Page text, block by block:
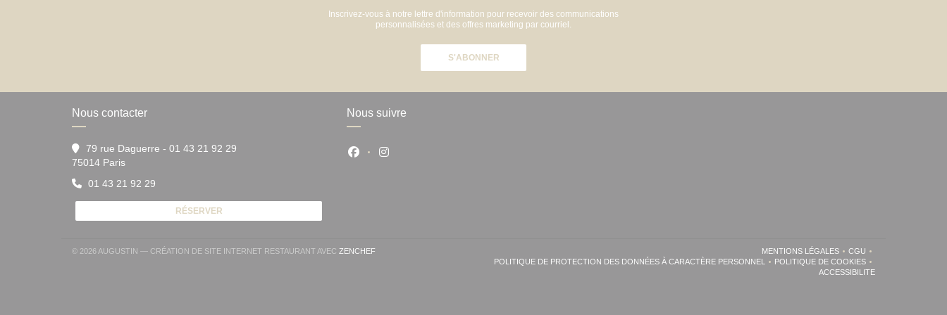
Inscrivez-vous à notre lettre d'information pour recevoir des communications
personnalisées et des offres marketing par courriel.
S'ABONNER
Nous contacter
79 rue Daguerre - 01 43 21 92 29
75014 Paris((ouvre une nouvelle fenêtre))
01 43 21 92 29
RÉSERVER
Nous suivre
Facebook ((ouvre une nouvelle fenêtre))
Instagram ((ouvre une nouvelle fenêtre))
© 2026 AUGUSTIN — CRÉATION DE SITE INTERNET RESTAURANT AVEC ZENCHEF((OUVRE UNE NOUVELLE FENÊTRE)) MENTIONS LÉGALES((OUVRE UNE NOUVELLE FENÊTRE))
CGU((OUVRE UNE
POLITIQUE DE PROTECTION DES DONNÉES À CARACTÈRE PERSONNEL
((OUVRE UNE NOUVELLE FENÊTRE)) POLITIQUE DE COOKIES((OUVRE UNE NOUVELLE
ACCESSIBILITE((OUVRE UNE NOUVELLE